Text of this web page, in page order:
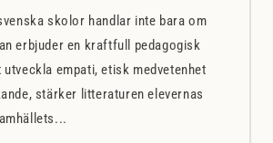
skolor handlar inte bara om
erbjuder en kraftfull pedagogisk
utveckla empati, etisk medvetenhet
stärker litteraturen elevernas